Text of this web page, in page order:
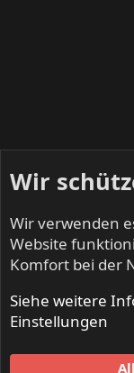
INFERNO -
Wir
Wir verwenden
Website
Komfort bei der
Siehe weitere
Einstellungen